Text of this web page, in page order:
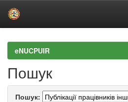
navigationeNUCPUIR
Пошук
Пошук: